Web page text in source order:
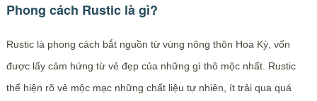
Phong cách Rustic là gì?
Rustic là phong cách bắt nguồn từ vùng nông thôn Hoa Kỳ, vốn
được lấy cảm hứng từ vẻ đẹp của những gì thô mộc nhất. Rustic
thể hiện rõ vẻ mộc mạc những chất liệu tự nhiên, ít trải qua quá